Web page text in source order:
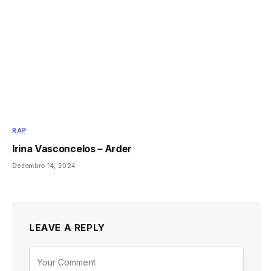
RAP
Irina Vasconcelos – Arder
Dezembro 14, 2024
LEAVE A REPLY